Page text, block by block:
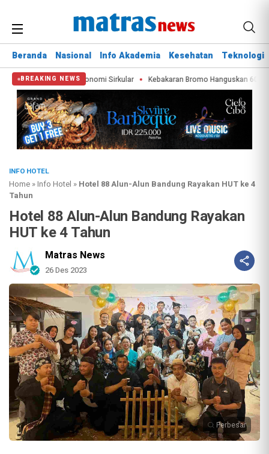
Beranda Nasional Info Akademia Kesehatan Teknologi
BREAKING NEWS
Perkuat Ekonomi Sirkular Kebakaran Bromo Hanguskan 60
INFO HOTEL
Home »Info Hotel » Hotel 88 Alun-Alun Bandung Rayakan HUT ke 4
Tahun
Hotel 88 Alun-Alun Bandung Rayakan
HUT ke 4 Tahun
Matras News
26 Des 2023
Perbesar